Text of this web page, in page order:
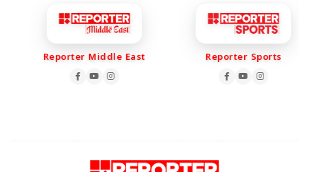
Reporter Middle East Reporter Sports